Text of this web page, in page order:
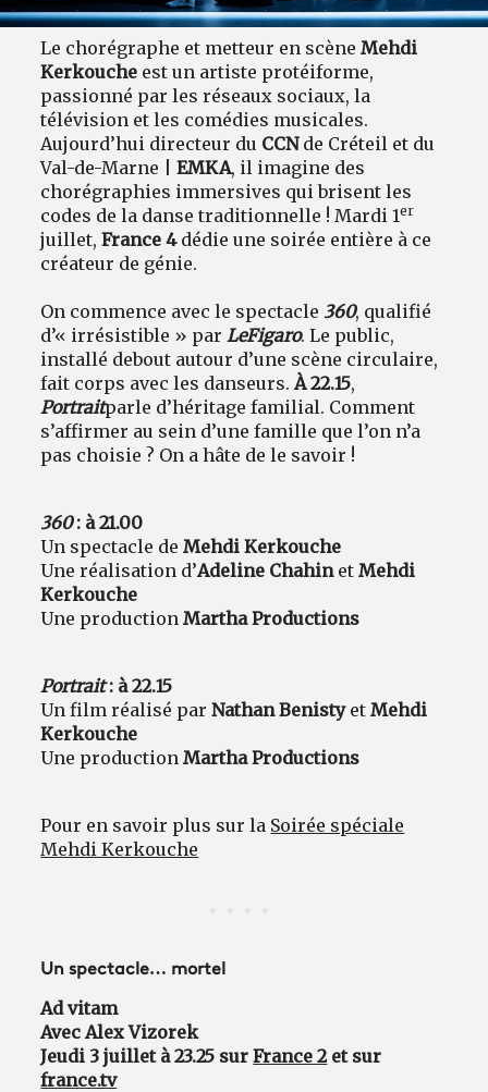
Le chorégraphe et metteur en scèneMehdi
Kerkouche est un artiste protéiforme,
passionné par les réseaux sociaux, la
télévision et les comédies musicales.
Aujourd’hui directeur du CCN de Créteil et du
Val-de-Marne |EMKA, il imagine des
chorégraphies immersives qui brisent les
codes de la danse traditionnelle ! Mardi 1er
juillet,France 4 dédie une soirée entière à ce
créateur de génie.
On commence avec le spectacle 360, qualifié
d’« irrésistible » par LeFigaro. Le public,
installé debout autour d’une scène circulaire,
fait corps avec les danseurs.À 22.15,
Portraitparle d’héritage familial. Comment
s’affirmer au sein d’une famille que l’on n’a
pas choisie ? On a hâte de le savoir !
360: à 21.00
Un spectacle deMehdi Kerkouche
Une réalisation d’Adeline ChahinetMehdi
Kerkouche
Une productionMartha Productions
Portrait: à 22.15
Un film réalisé parNathan Benisty etMehdi
Kerkouche
Une productionMartha Productions
Pour en savoir plus sur la Soirée spéciale
Mehdi Kerkouche
Un spectacle… mortel
Ad vitam
Avec Alex Vizorek
Jeudi 3 juillet à 23.25 surFrance 2et sur
france.tv